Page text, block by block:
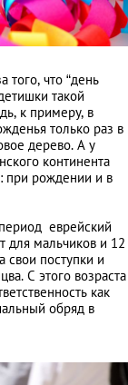
того, что “день
такой
к примеру, в
только раз в
дерево. А у
континента
при рождении и в
еврейский
для мальчиков и 12
свои поступки и
С этого возраста
как
обряд в